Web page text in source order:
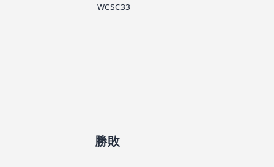
WCSC33
勝敗